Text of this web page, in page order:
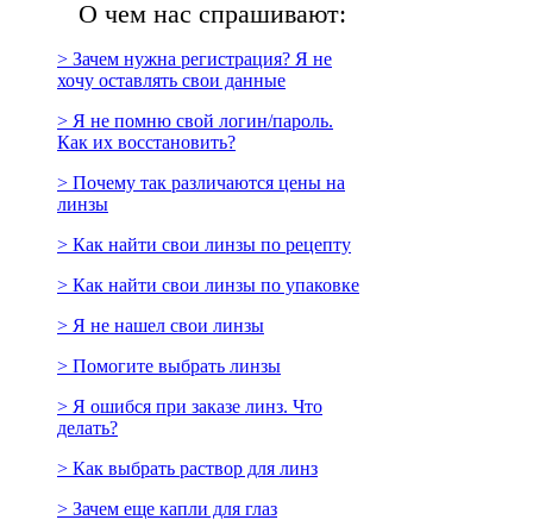
О чем нас спрашивают:
> Зачем нужна регистрация? Я не
хочу оставлять свои данные
> Я не помню свой логин/пароль.
Как их восстановить?
> Почему так различаются цены на
линзы
> Как найти свои линзы по рецепту
> Как найти свои линзы по упаковке
> Я не нашел свои линзы
> Помогите выбрать линзы
> Я ошибся при заказе линз. Что
делать?
> Как выбрать раствор для линз
> Зачем еще капли для глаз